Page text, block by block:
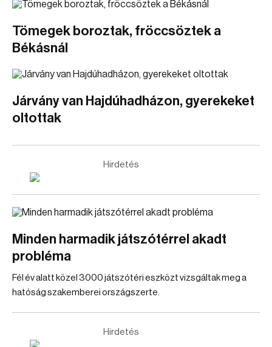
Tömegek boroztak, fröccsöztek a
Békásnál
Járvány van Hajdúhadházon, gyerekeket
oltottak
Hirdetés
Minden harmadik játszótérrel akadt
probléma
Fél év alatt közel 3000 játszótéri eszközt vizsgáltak meg a
hatóság szakemberei országszerte.
Hirdetés